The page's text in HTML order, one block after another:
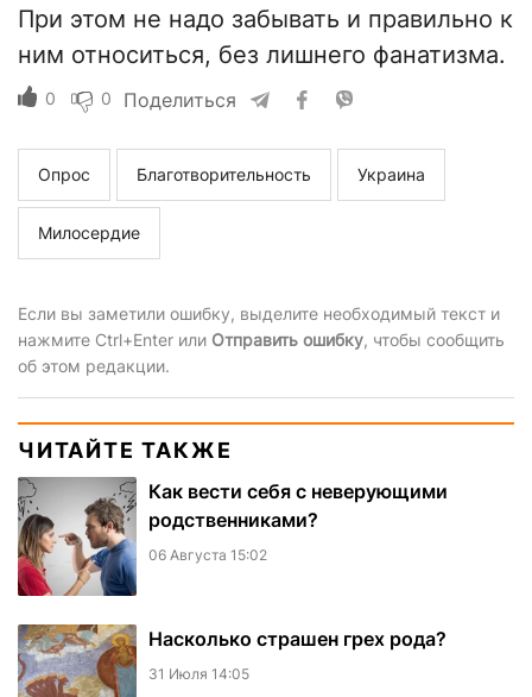
При этом не надо забывать и правильно к
ним относиться, без лишнего фанатизма.
0 0 Поделиться
Опрос Благотворительность Украина
Милосердие
Если вы заметили ошибку, выделите необходимый текст и
нажмите Ctrl+Enter или Отправить ошибку, чтобы сообщить
об этом редакции.
ЧИТАЙТЕ ТАКЖЕ
Как вести себя с неверующими
родственниками?
06 Августа 15:02
Насколько страшен грех рода?
31 Июля 14:05